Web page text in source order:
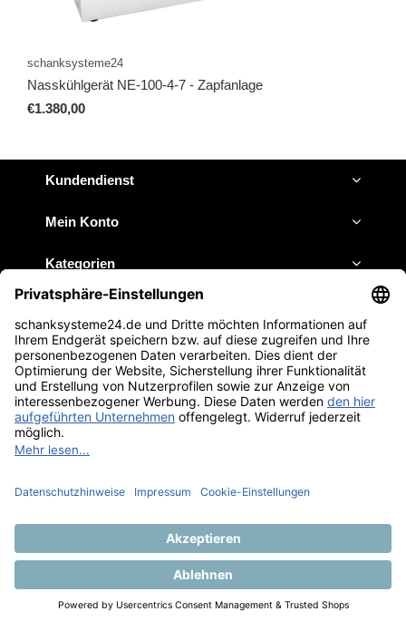
schanksysteme24
Nasskühlgerät NE-100-4-7 - Zapfanlage
€1.380,00
Kundendienst
Mein Konto
Kategorien
Impressum
JETZT ANRUFEN E-MAIL SCHREIBEN